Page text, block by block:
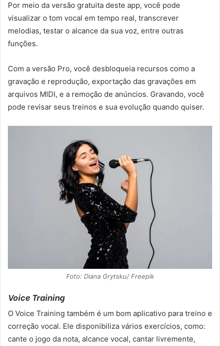
Por meio da versão gratuita deste app, você pode
visualizar o tom vocal em tempo real, transcrever
melodias, testar o alcance da sua voz, entre outras
funções.
Com a versão Pro, você desbloqueia recursos como a
gravação e reprodução, exportação das gravações em
arquivos MIDI, e a remoção de anúncios. Gravando, você
pode revisar seus treinos e sua evolução quando quiser.
Foto: Diana Grytsku/ Freepik
Voice Training
O Voice Training também é um bom aplicativo para treino e
correção vocal. Ele disponibiliza vários exercícios, como:
cante o jogo da nota, alcance vocal, cantar livremente,